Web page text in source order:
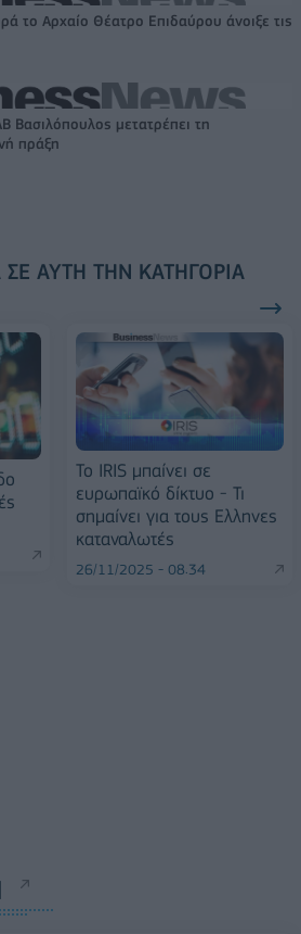
το Αρχαίο Θέατρο Επιδαύρου άνοιξε τις
Βασιλόπουλος μετατρέπει τη
πράξη
ΣΕ ΑΥΤΉ ΤΗΝ ΚΑΤΗΓΟΡΊΑ
Το IRIS μπαίνει σε
ευρωπαϊκό δίκτυο - Τι
σημαίνει για τους Ελληνες
καταναλωτές
26/11/2025 - 08:34